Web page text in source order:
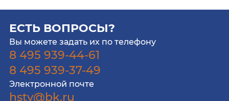
ЕСТЬ ВОПРОСЫ?
Вы можете задать их по телефону
8 495 939-44-61
8 495 939-37-49
Электронной почте
hstv@bk.ru